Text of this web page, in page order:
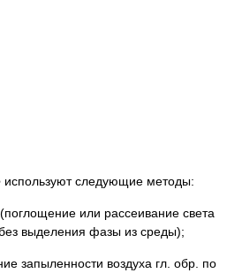
используют следующие методы:
или рассеивание света
выделения фазы из среды);
запыленности воздуха гл. обр. по